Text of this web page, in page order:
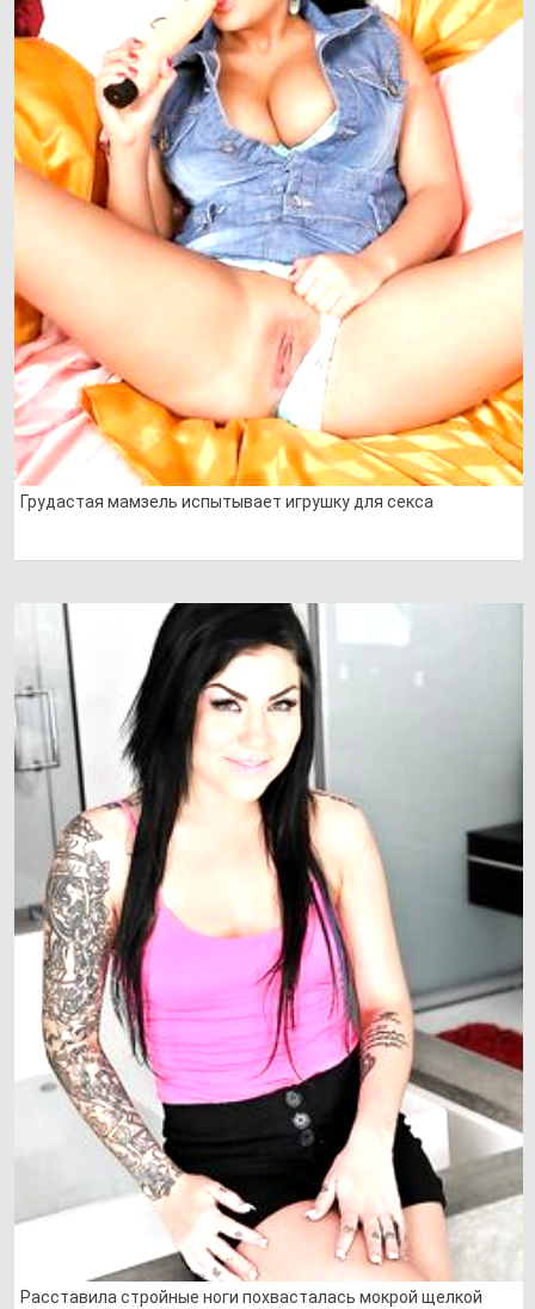
Грудастая мамзель испытывает игрушку для секса
Расставила стройные ноги похвасталась мокрой щелкой